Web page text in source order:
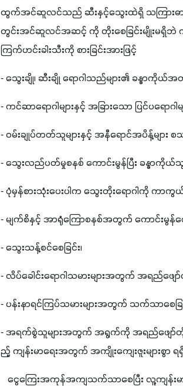
ထွက်အင်ဆူလင်သည် ဆီးနှင့်သွေးထဲရှိ သကြားဓာ
တွင်းအင်ဆူလင်အဆင့် ကို တိုးစေခြင်းမျိုးမရှိဘဲ
ကြက်ဟင်းခါးသီးကို စားခြင်းအားဖြင့်
- သွေးချို၊ ဆီးချို ရောဂါသည်များ၏ ခန္ဓာကိုယ်အ
- ကင်ဆာရောဂါများနှင့် အခြားသော ပြင်ပရောဂ
- ဝမ်းချုပ်တတ်သူများနှင့် အနီရောင်အပိန့်များ စ
- သွေးလည်ပတ်မှုစနစ် ကောင်းမွန်ပြီး ခန္ဓာကိုယ်
- ပုံမှန်စားသုံးပေးပါက သွေးတိုးရောဂါကို ကာကွယ်ပ
- မျက်စိနှင့် အာရုံကြောစနစ်အတွက် ကောင်းမွန်စေ
- သွေးသန့်စင်စေခြင်း၊
- လိပ်ခေါင်းရောဂါသမားများအတွက် အရည်ဖျ
- ပန်းနာရင်ကြပ်သမားများအတွက် သက်သာစေခြ
- အရက်စွဲသူများအတွက် အရွက်ကို အရည်ဖျော်တိုက်ပ
ည့် ကျန်းမာရေးအတွက် အကျိုးကျေးဇူးများစွာ
ငွေကြေးအကုန်အကျသက်သာစေပြီး လူ့ကျန်း